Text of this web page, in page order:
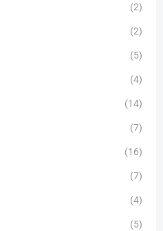
(2)
(2)
(5)
(4)
(14)
(7)
(16)
(7)
(4)
(5)